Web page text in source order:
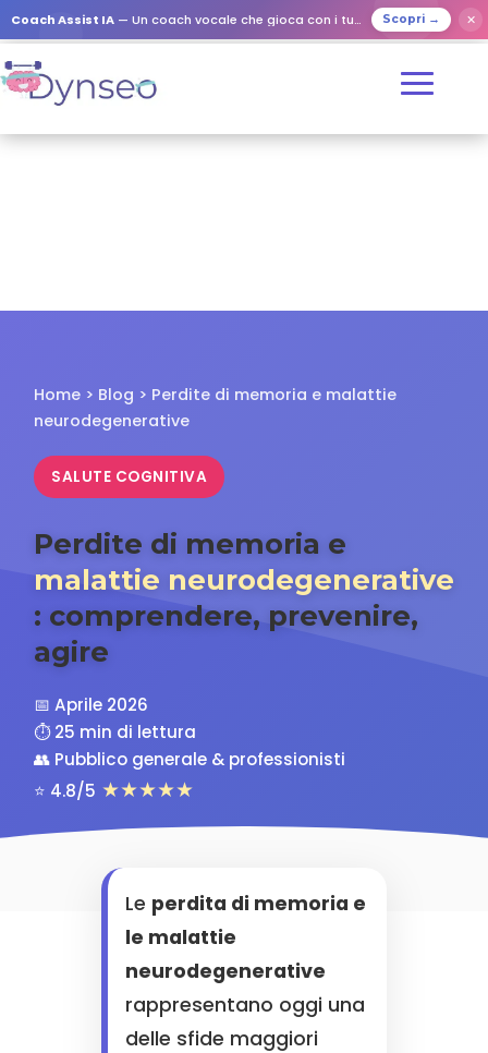
Coach Assist IA — Un coach vocale che gioca con i tuoi cari Scopri → ✕
Home > Blog > Perdite di memoria e malattie
neurodegenerative
SALUTE COGNITIVA
Perdite di memoria e
malattie neurodegenerative
: comprendere, prevenire,
agire
📅 Aprile 2026
⏱️ 25 min di lettura
👥 Pubblico generale & professionisti
⭐ 4.8/5 ★★★★★
Le perdita di memoria e
le malattie
neurodegenerative
rappresentano oggi una
delle sfide maggiori